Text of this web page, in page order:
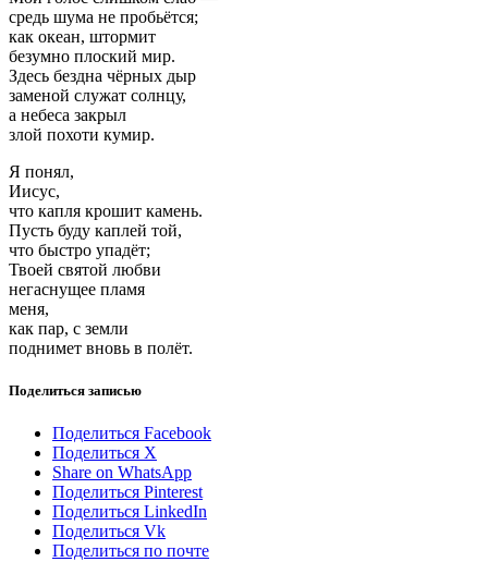
средь шума не пробьётся;
как океан, штормит
безумно плоский мир.
Здесь бездна чёрных дыр
заменой служат солнцу,
а небеса закрыл
злой похоти кумир.
Я понял,
Иисус,
что капля крошит камень.
Пусть буду каплей той,
что быстро упадёт;
Твоей святой любви
негаснущее пламя
меня,
как пар, с земли
поднимет вновь в полёт.
Поделиться записью
Поделиться Facebook
Поделиться X
Share on WhatsApp
Поделиться Pinterest
Поделиться LinkedIn
Поделиться Vk
Поделиться по почте